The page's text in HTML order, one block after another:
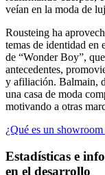
veían en la moda de
Rousteing ha
temas de identidad en
de “Wonder Boy”,
antecedentes,
y afiliación. Balmain,
una casa de moda
motivando a otras
¿Qué es un
Estadísticas e
en el desarrollo